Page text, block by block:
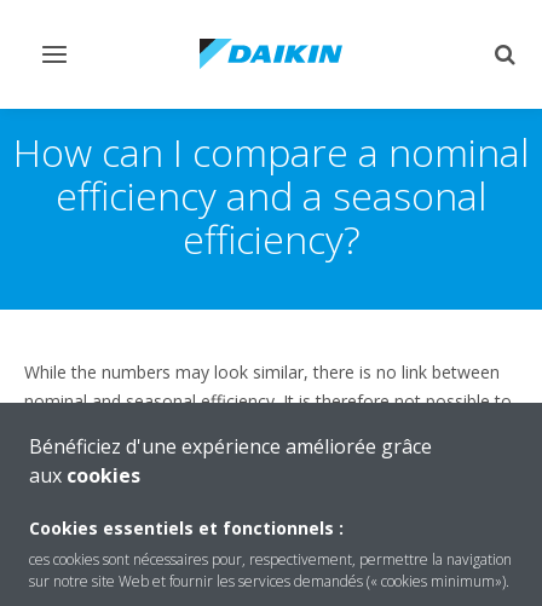
Afficher/masquer
How can I compare a nominal
efficiency and a seasonal
efficiency?
While the numbers may look similar, there is no link between
nominal and seasonal efficiency. It is therefore not possible to
Bénéficiez d'une expérience améliorée grâce
aux cookies
Cookies essentiels et fonctionnels :
ces cookies sont nécessaires pour, respectivement, permettre la navigation
sur notre site Web et fournir les services demandés (« cookies minimum»).